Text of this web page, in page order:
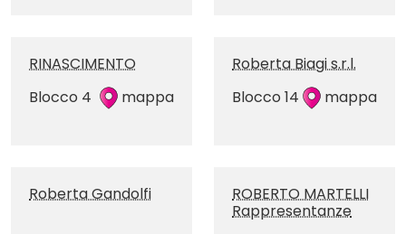
RINASCIMENTO
Blocco 4
mappa
Roberta Biagi s.r.l.
Blocco 14
mappa
Roberta Gandolfi
ROBERTO MARTELLI
Rappresentanze